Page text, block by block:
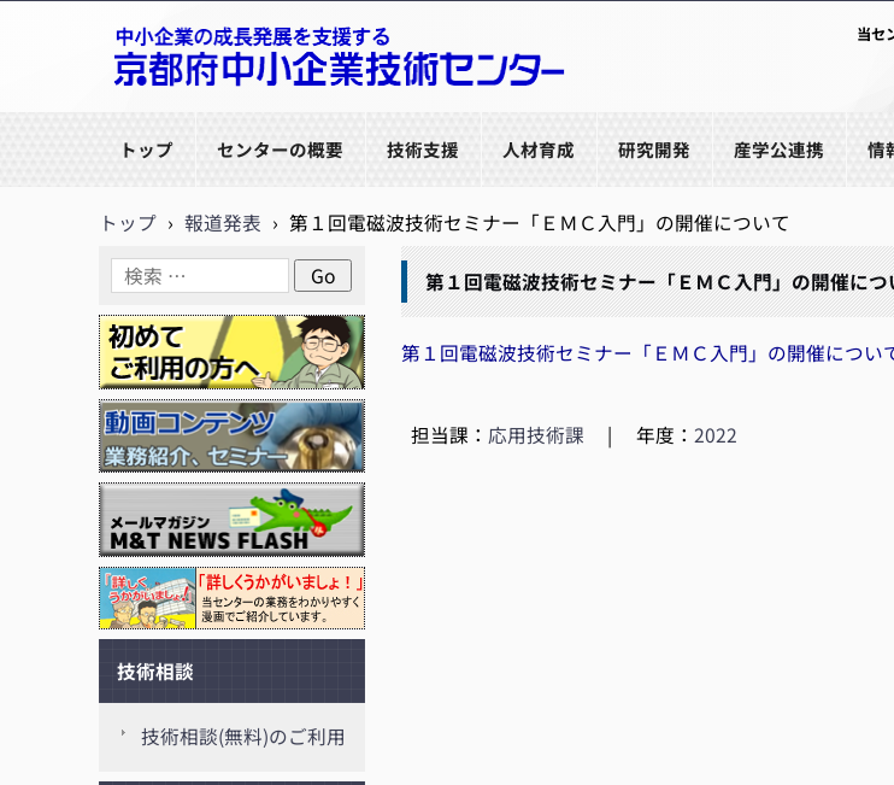
当セ
トップ センターの概要 技術支援 人材育成 研究開発 産学公連携 情
トップ › 報道発表 › 第１回電磁波技術セミナー「ＥＭＣ入門」の開催について
第１回電磁波技術セミナー「ＥＭＣ入門」の開催につ
第１回電磁波技術セミナー「ＥＭＣ入門」の開催につい
担当課： 応用技術課 | 年度：2022
技術相談
技術相談(無料)のご利用